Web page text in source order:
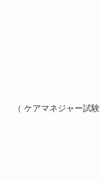
（ ケアマネジャー試